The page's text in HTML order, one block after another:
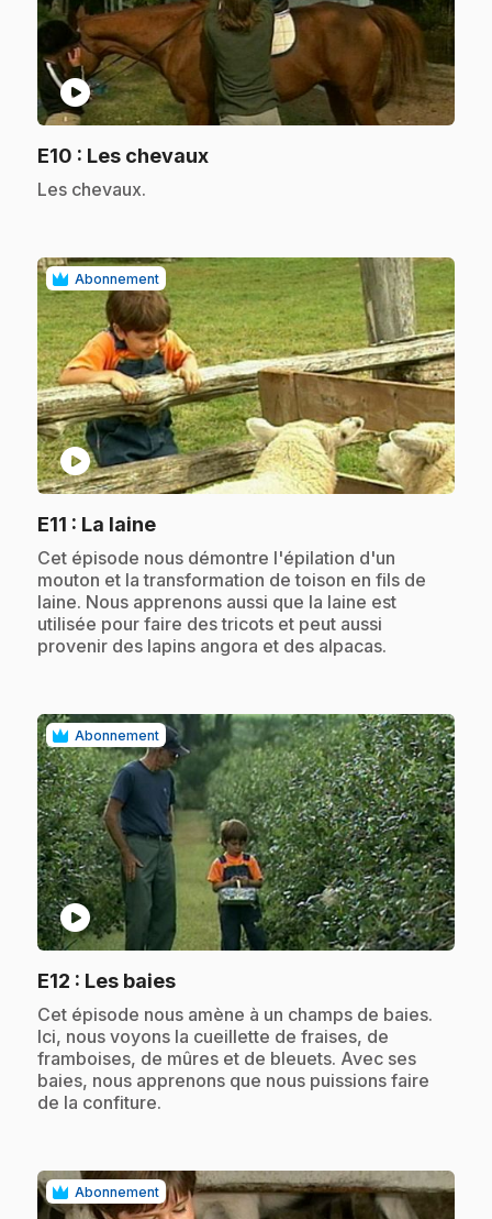
play_circle
E10 : Les chevaux.
.Les chevaux.
Abonnement
play_circle
E11 : La laine.
.Cet épisode nous démontre l'épilation d'un
mouton et la transformation de toison en fils de
laine. Nous apprenons aussi que la laine est
utilisée pour faire des tricots et peut aussi
provenir des lapins angora et des alpacas.
Abonnement
play_circle
E12 : Les baies.
.Cet épisode nous amène à un champs de baies.
Ici, nous voyons la cueillette de fraises, de
framboises, de mûres et de bleuets. Avec ses
baies, nous apprenons que nous puissions faire
de la confiture.
Abonnement